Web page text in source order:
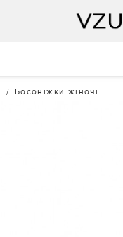
Босоніжки жіночі